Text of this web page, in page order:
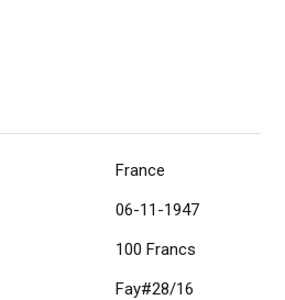
France
06-11-1947
100 Francs
Fay#28/16